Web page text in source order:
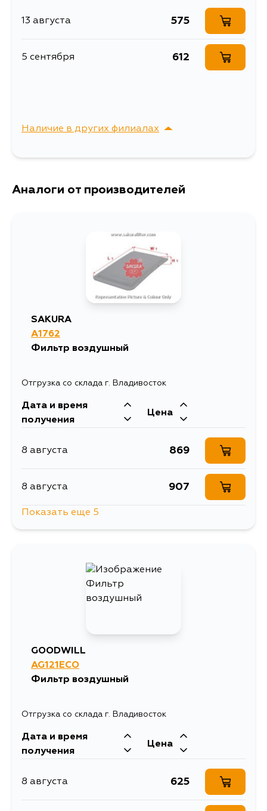
Описание Фильтр воздушный
воздушные фильтры
DE5FS, DC5R, DC5W
13 августа 575
5 сентября 612
Наличие в других филиалах
г. Владивосток,
Аналоги от производителей
SAKURA
A1762
Фильтр воздушный
Отгрузка со склада г. Владивосток
Дата и время
получения
Цена
8 августа 869
8 августа 907
869
5 сентября
Показать еще 5
GOODWILL
AG121ECO
Фильтр воздушный
Отгрузка со склада г. Владивосток
Дата и время
получения
Цена
8 августа 625